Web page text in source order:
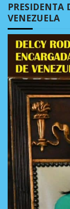
PRESIDENTA
VENEZUELA